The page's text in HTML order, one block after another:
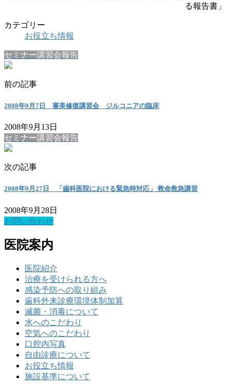
る報告書」
カテゴリー
お役立ち情報
セミナー講習会報告
前の記事
2008年9月7日 審美修復講習会 ジルコニアの臨床
2008年9月13日
セミナー講習会報告
次の記事
2008年9月27日 「歯科医院における緊急時対応」 救命救急講習
2008年9月28日
お問い合わせ
医院案内
医院紹介
治療を受けられる方へ
感染予防への取り組み
歯科外来診療環境体制加算
滅菌・消毒について
水へのこだわり
空気へのこだわり
口腔内写真
自由診療について
お役立ち情報
施設基準について